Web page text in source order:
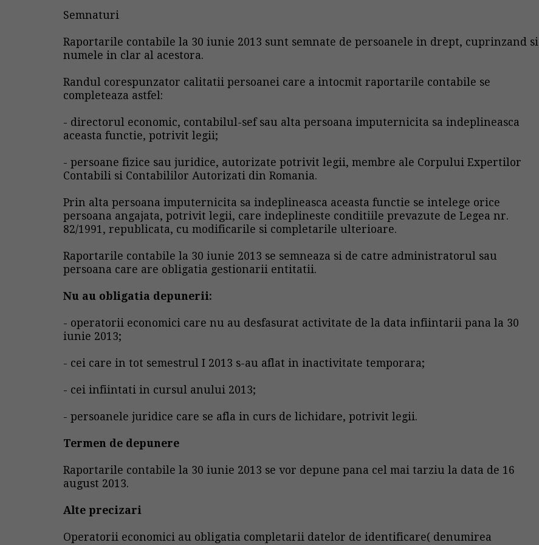
Semnaturi
Raportarile contabile la 30 iunie 2013 sunt semnate de persoanele in drept, cuprinzand si
numele in clar al acestora.
Randul corespunzator calitatii persoanei care a intocmit raportarile contabile se
completeaza astfel:
- directorul economic, contabilul-sef sau alta persoana imputernicita sa indeplineasca
aceasta functie, potrivit legii;
- persoane fizice sau juridice, autorizate potrivit legii, membre ale Corpului Expertilor
Contabili si Contabililor Autorizati din Romania.
Prin alta persoana imputernicita sa indeplineasca aceasta functie se intelege orice
persoana angajata, potrivit legii, care indeplineste conditiile prevazute de Legea nr.
82/1991, republicata, cu modificarile si completarile ulterioare.
Raportarile contabile la 30 iunie 2013 se semneaza si de catre administratorul sau
persoana care are obligatia gestionarii entitatii.
Nu au obligatia depunerii:
- operatorii economici care nu au desfasurat activitate de la data infiintarii pana la 30
iunie 2013;
- cei care in tot semestrul I 2013 s-au aflat in inactivitate temporara;
- cei infiintati in cursul anului 2013;
- persoanele juridice care se afla in curs de lichidare, potrivit legii.
Termen de depunere
Raportarile contabile la 30 iunie 2013 se vor depune pana cel mai tarziu la data de 16
august 2013.
Alte precizari
Operatorii economici au obligatia completarii datelor de identificare( denumirea